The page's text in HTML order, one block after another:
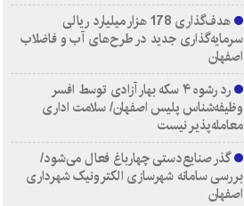
هدف‌گذاری 178 هزار میلیارد ریالی
سرمایه‌گذاری جدید در طرح‌های آب و فاضلاب
اصفهان
رد رشوه ۴ سکه بهار آزادی توسط افسر
وظیفه‌شناس پلیس اصفهان/ سلامت اداری
معامله‌پذیر نیست
گذر صنایع‌دستی چهارباغ فعال می‌شود/
بررسی سامانه شهرسازی الکترونیک شهرداری
اصفهان